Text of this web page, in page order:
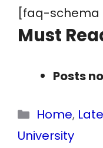
[faq-schema
Must
Posts
Categories
Home,
University